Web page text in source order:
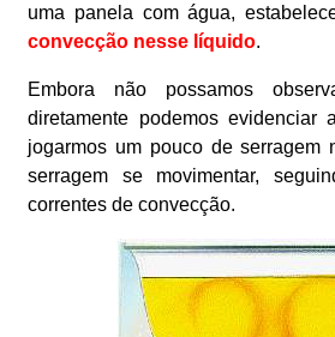
uma panela com água,
convecção nesse líquido.
Embora não possamos
diretamente podemos evidenciar
jogarmos um pouco de serragem
serragem se movimentar,
correntes de convecção.